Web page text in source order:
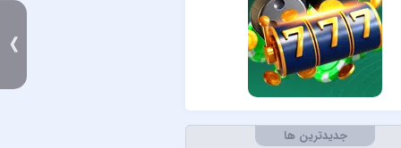
Stevie
جدیدترین ها
》